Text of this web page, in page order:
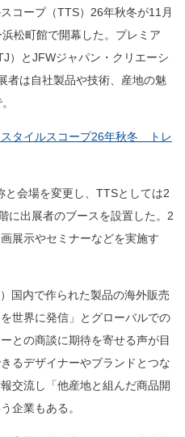
コープ（TTS）26年秋冬が11月
松町館で開幕した。プレミア
）とJFWジャパン・クリエーシ
者は自社製品や技術、産地の魅
スタイルスコープ26年秋冬 トレ
会場を変更し、TTSとしては2
に出展者のブースを設置した。2
展示やセミナーなどを実施す
国内で作られた製品の海外販売
世界に発信」とグローバルでの
との商談に期待を寄せる声が目
るデザイナーやブランドとつな
交流し「他産地と組んだ商品開
企業もある。